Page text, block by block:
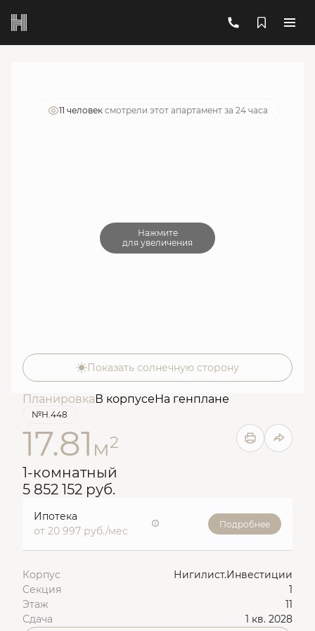
1-комнатный 5 852 152 руб.
Ипотека
11 человек смотрели этот апартамент за 24 часа
Нажмите
для увеличения
Показать солнечную сторону
ПланировкаВ корпусеНа генплане
№Н.448
17.81 м2
1-комнатный
5 852 152 руб.
Ипотека
от 20 997 руб./мес
Подробнее
Корпус
Нигилист.Инвестиции
Секция
1
Этаж
11
Сдача
1 кв. 2028